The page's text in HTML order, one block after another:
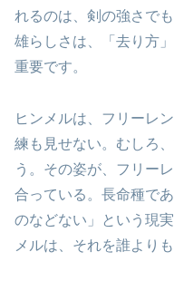
れるのは、剣の強さで
雄らしさは、「去り方
重要です。
ヒンメルは、フリーレ
練も見せない。むしろ
う。その姿が、フリー
合っている。長命種で
のなどない」という現
メルは、それを誰より